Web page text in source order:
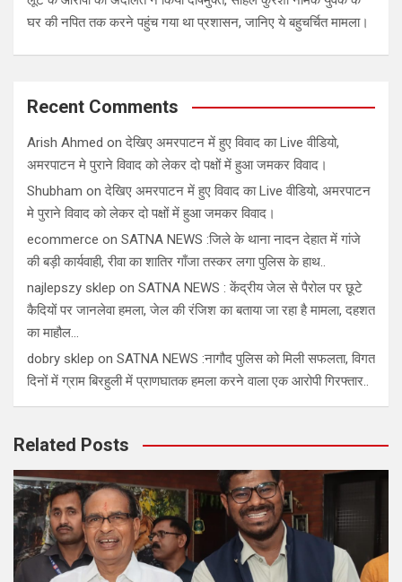
घर की नपित तक करने पहुंच गया था प्रशासन, जानिए ये बहुचर्चित मामला।
Recent Comments
Arish Ahmed onदेखिए अमरपाटन में हुए विवाद का Live वीडियो,
अमरपाटन मे पुराने विवाद को लेकर दो पक्षों में हुआ जमकर विवाद।
Shubham onदेखिए अमरपाटन में हुए विवाद का Live वीडियो, अमरपाटन
मे पुराने विवाद को लेकर दो पक्षों में हुआ जमकर विवाद।
ecommerce on SATNA NEWS :जिले के थाना नादन देहात में गांजे
की बड़ी कार्यवाही, रीवा का शातिर गाँजा तस्कर लगा पुलिस के हाथ..
najlepszy sklep on SATNA NEWS : केंद्रीय जेल से पैरोल पर छूटे
कैदियों पर जानलेवा हमला, जेल की रंजिश का बताया जा रहा है मामला, दहशत
का माहौल…
dobry sklep on SATNA NEWS :नागौद पुलिस को मिली सफलता, विगत
दिनों में ग्राम बिरहुली में प्राणघातक हमला करने वाला एक आरोपी गिरफ्तार..
Related Posts